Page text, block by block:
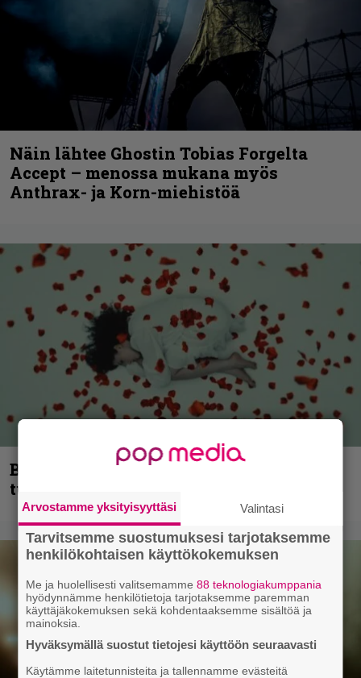
Näin lähtee Ghostin Tobias Forgelta
Accept – menossa mukana myös
Anthrax- ja Korn-miehistöä
Blind Channel palaa rytinällä –
tuplasingle videoineen julki
Arvostamme yksityisyyttäsi Valintasi
Tarvitsemme suostumuksesi tarjotaksemme
henkilökohtaisen käyttökokemuksen
Me ja huolellisesti valitsemamme88 teknologiakumppania
hyödynnämme henkilötietoja tarjotaksemme paremman
käyttäjäkokemuksen sekä kohdentaaksemme sisältöä ja
mainoksia.
Hyväksymällä suostut tietojesi käyttöön seuraavasti
Käytämme laitetunnisteita ja tallennamme evästeitä